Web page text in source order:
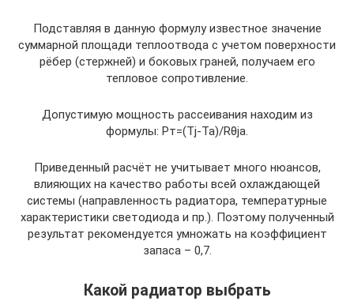
Подставляя в данную формулу известное значение
суммарной площади теплоотвода с учетом поверхности
рёбер (стержней) и боковых граней, получаем его
тепловое сопротивление.
Допустимую мощность рассеивания находим из
формулы: Pт=(Tj-Ta)/Rθja.
Приведенный расчёт не учитывает много нюансов,
влияющих на качество работы всей охлаждающей
системы (направленность радиатора, температурные
характеристики светодиода и пр.). Поэтому полученный
результат рекомендуется умножать на коэффициент
запаса – 0,7.
Какой радиатор выбрать